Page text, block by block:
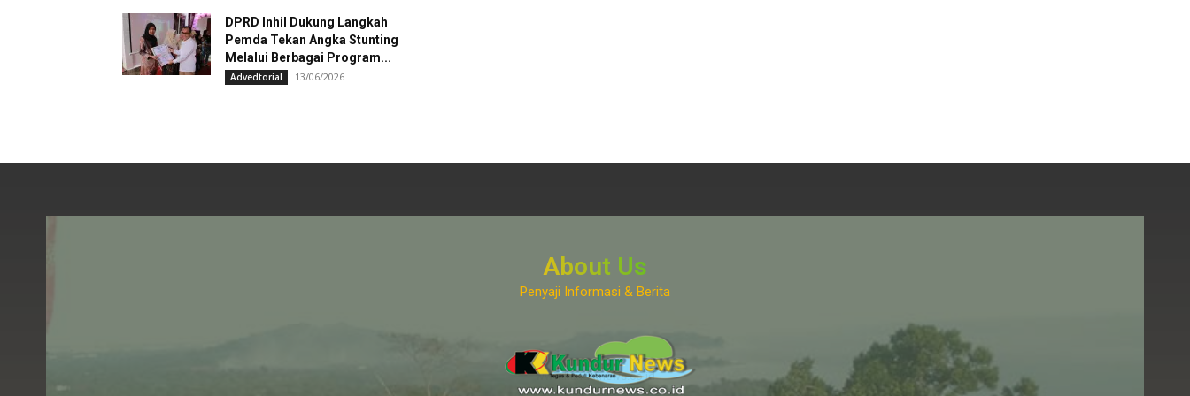
DPRD Inhil Dukung Langkah
Pemda Tekan Angka Stunting
Melalui Berbagai Program...
Advedtorial 13/06/2026
About Us
Penyaji Informasi & Berita
www.kundurnews.co.id